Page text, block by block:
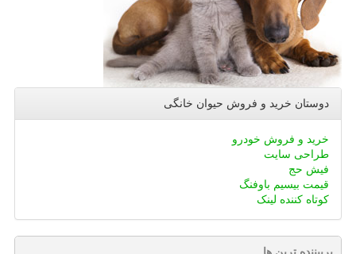
دوستان خرید و فروش حیوان خانگی
خرید و فروش خودرو
طراحی سایت
فیش حج
قیمت بیسیم باوفنگ
کوتاه کننده لینک